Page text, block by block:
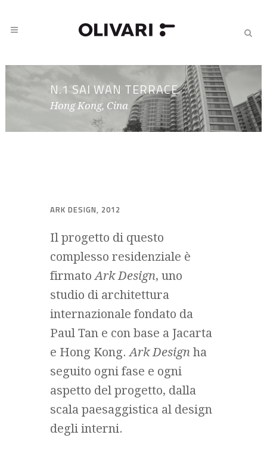
N.1 SAI WAN TERRACE
Hong Kong, Cina
ARK DESIGN, 2012
Il progetto di questo
complesso residenziale è
firmato Ark Design, uno
studio di architettura
internazionale fondato da
Paul Tan e con base a Jacarta
e Hong Kong. Ark Design ha
seguito ogni fase e ogni
aspetto del progetto, dalla
scala paesaggistica al design
degli interni.